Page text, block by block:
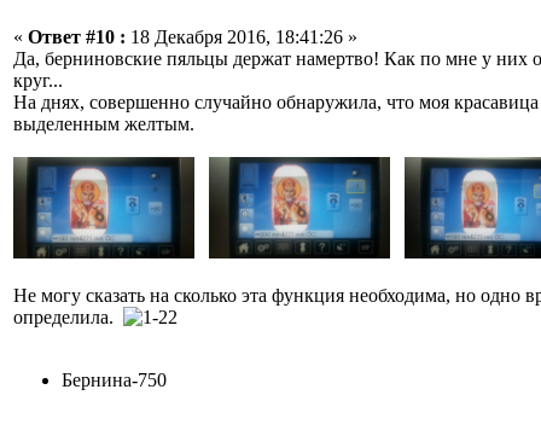
« Ответ #10 : 18 Декабря 2016, 18:41:26 »
Да, берниновские пяльцы держат намертво! Как по мне у них
круг...
На днях, совершенно случайно обнаружила, что моя
выделенным желтым.
Не могу сказать на сколько эта функция необходима, но
определила.
Бернина-750